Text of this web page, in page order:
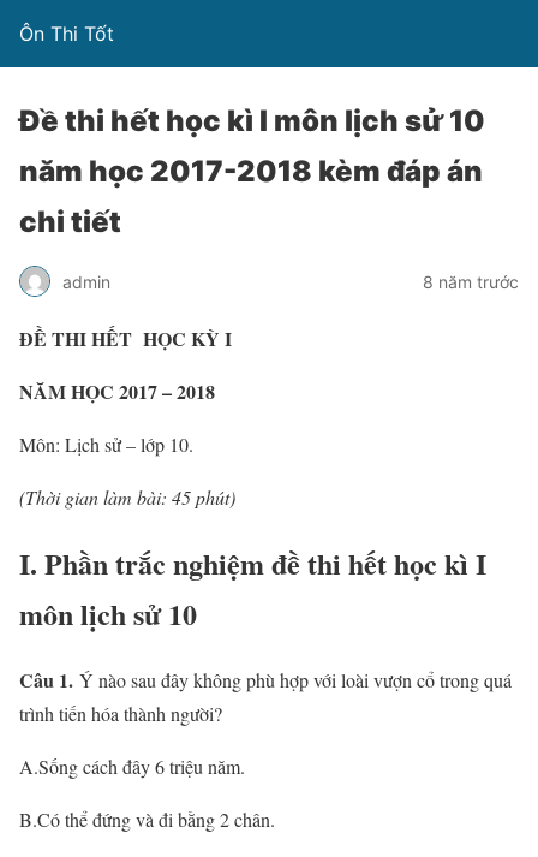
Ôn Thi Tốt
Đề thi hết học kì I môn lịch sử 10
năm học 2017-2018 kèm đáp án
chi tiết
admin 8 năm trước
ĐỀ THI HẾT HỌC KỲ I
NĂM HỌC 2017 – 2018
Môn: Lịch sử – lớp 10.
(Thời gian làm bài: 45 phút)
I. Phần trắc nghiệm đề thi hết học kì I
môn lịch sử 10
Câu 1. Ý nào sau đây không phù hợp với loài vượn cổ trong quá
trình tiến hóa thành người?
A.Sống cách đây 6 triệu năm.
B.Có thể đứng và đi bằng 2 chân.